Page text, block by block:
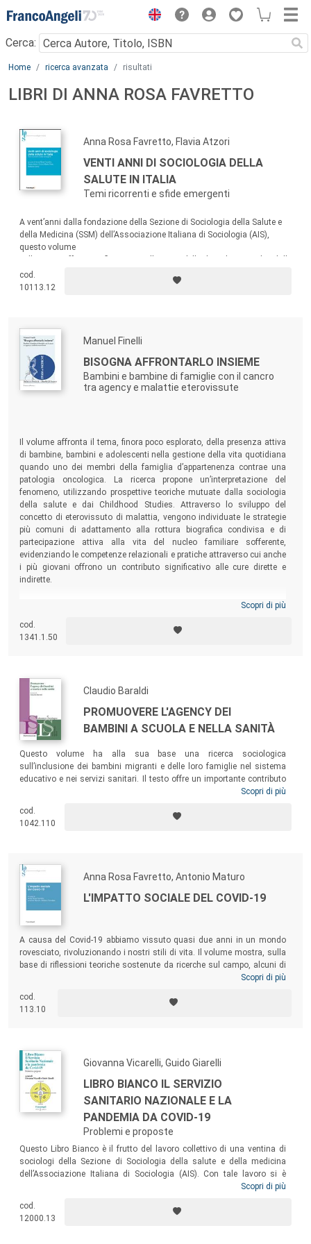
Menu
Cerca:
Main content
Home ricerca avanzata risultati
LIBRI DI ANNA ROSA FAVRETTO
Anna Rosa Favretto, Flavia Atzori
VENTI ANNI DI SOCIOLOGIA DELLA
SALUTE IN ITALIA
Temi ricorrenti e sfide emergenti
A vent’anni dalla fondazione della Sezione di Sociologia della Salute e
della Medicina (SSM) dell’Associazione Italiana di Sociologia (AIS),
questo volume
radici storiche della Sezione alle sfide che ne disegnano l’orizzonte
futuro, passando per le trasformazioni segnate dall’evento epocale della
cod.
10113.12
Manuel Finelli
BISOGNA AFFRONTARLO INSIEME
Bambini e bambine di famiglie con il cancro
tra agency e malattie eterovissute
Il volume affronta il tema, finora poco esplorato, della presenza attiva
di bambine, bambini e adolescenti nella gestione della vita quotidiana
quando uno dei membri della famiglia d’appartenenza contrae una
patologia oncologica. La ricerca propone un’interpretazione del
fenomeno, utilizzando prospettive teoriche mutuate dalla sociologia
della salute e dai Childhood Studies. Attraverso lo sviluppo del
concetto di eterovissuto di malattia, vengono individuate le strategie
più comuni di adattamento alla rottura biografica condivisa e di
partecipazione attiva alla vita del nucleo familiare sofferente,
evidenziando le competenze relazionali e pratiche attraverso cui anche
i più giovani offrono un contributo significativo alle cure dirette e
indirette.
Scopri di più
cod.
1341.1.50
Claudio Baraldi
PROMUOVERE L'AGENCY DEI
BAMBINI A SCUOLA E NELLA SANITÀ
Questo volume ha alla sua base una ricerca sociologica
sull’inclusione dei bambini migranti e delle loro famiglie nel sistema
educativo e nei servizi sanitari. Il testo offre un importante contributo
alla comprensione della vita sociale e dell’esperienza migratoria dei
migrante (operatori istituzionali, altri bambini e altre famiglie). Si
rivolge quindi a una vasta platea, che include ricercatori, operatori e
Scopri di più
cod.
1042.110
Anna Rosa Favretto, Antonio Maturo
L'IMPATTO SOCIALE DEL COVID-19
A causa del Covid-19 abbiamo vissuto quasi due anni in un mondo
rovesciato, rivoluzionando i nostri stili di vita. Il volume mostra, sulla
base di riflessioni teoriche sostenute da ricerche sul campo, alcuni di
questi sviluppi, costruendo il contesto per interventi di supporto alle
seguenti “aree”: Policy, Anziani, Adulti, Giovani e Comunicazioni.
Queste tematiche sono affrontate con uno sguardo critico, ma con
Scopri di più
cod.
113.10
Giovanna Vicarelli, Guido Giarelli
LIBRO BIANCO IL SERVIZIO
SANITARIO NAZIONALE E LA
PANDEMIA DA COVID-19
Problemi e proposte
Questo Libro Bianco è il frutto del lavoro collettivo di una ventina di
sociologi della Sezione di Sociologia della salute e della medicina
dell’Associazione Italiana di Sociologia (AIS). Con tale lavoro si è
inteso indagare scientificamente sulla configurazione del Servizio
indicare alcune linee di azione per aumentarne la resilienza e la
capacità di risposta ai bisogni emergenti di salute.
Scopri di più
cod.
12000.13